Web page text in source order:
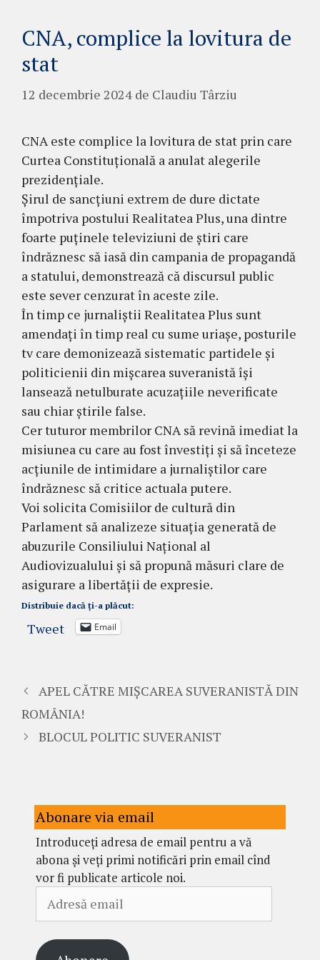
CNA, complice la lovitura de
stat
12 decembrie 2024 de Claudiu Târziu
CNA este complice la lovitura de stat prin care
Curtea Constituțională a anulat alegerile
prezidențiale.
Șirul de sancțiuni extrem de dure dictate
împotriva postului Realitatea Plus, una dintre
foarte puținele televiziuni de știri care
îndrăznesc să iasă din campania de propagandă
a statului, demonstrează că discursul public
este sever cenzurat în aceste zile.
În timp ce jurnaliștii Realitatea Plus sunt
amendați în timp real cu sume uriașe, posturile
tv care demonizează sistematic partidele și
politicienii din mișcarea suveranistă își
lansează netulburate acuzațiile neverificate
sau chiar știrile false.
Cer tuturor membrilor CNA să revină imediat la
misiunea cu care au fost învestiți și să înceteze
acțiunile de intimidare a jurnaliștilor care
îndrăznesc să critice actuala putere.
Voi solicita Comisiilor de cultură din
Parlament să analizeze situația generată de
abuzurile Consiliului Național al
Audiovizualului și să propună măsuri clare de
asigurare a libertății de expresie.
Distribuie dacă ți-a plăcut:
Tweet Email
APEL CĂTRE MIȘCAREA SUVERANISTĂ DIN
ROMÂNIA!
BLOCUL POLITIC SUVERANIST
Abonare via email
Introduceți adresa de email pentru a vă
abona și veți primi notificări prin email cînd
vor fi publicate articole noi.
email